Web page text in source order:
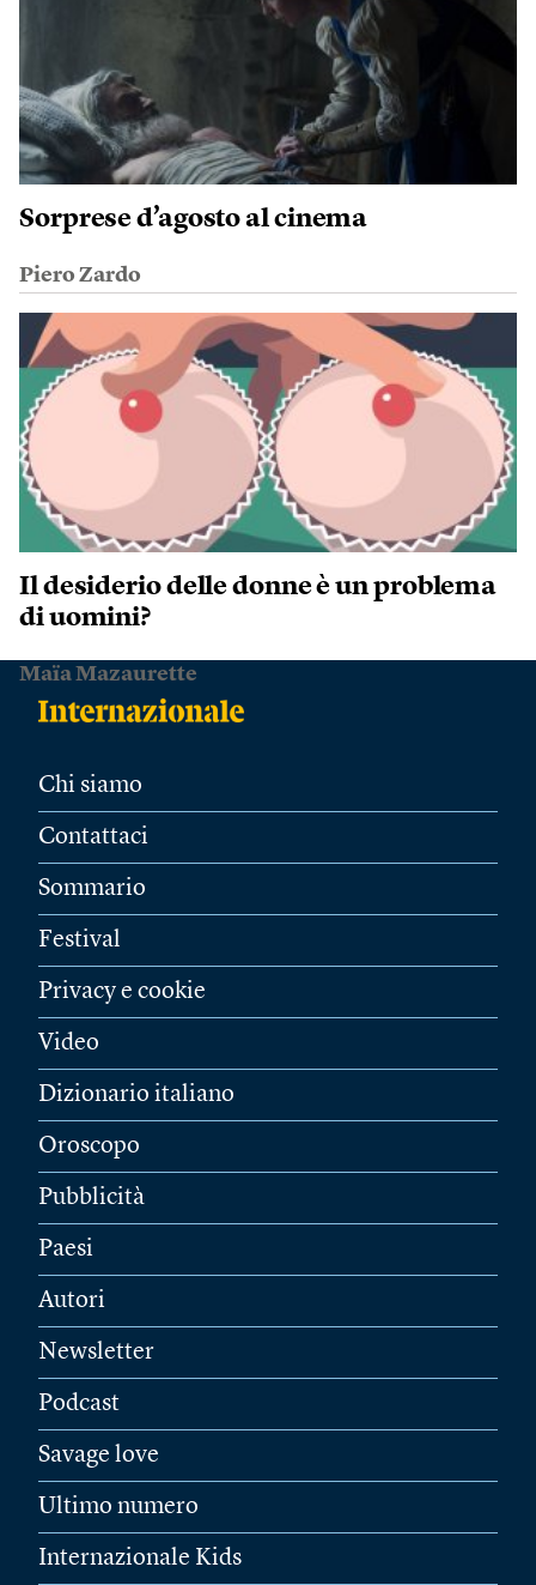
Sorprese d’agosto al cinema
Piero Zardo
Il desiderio delle donne è un problema
di uomini?
Maïa Mazaurette
Chi siamo
Contattaci
Sommario
Festival
Privacy e cookie
Video
Dizionario italiano
Oroscopo
Pubblicità
Paesi
Autori
Newsletter
Podcast
Savage love
Ultimo numero
Internazionale Kids